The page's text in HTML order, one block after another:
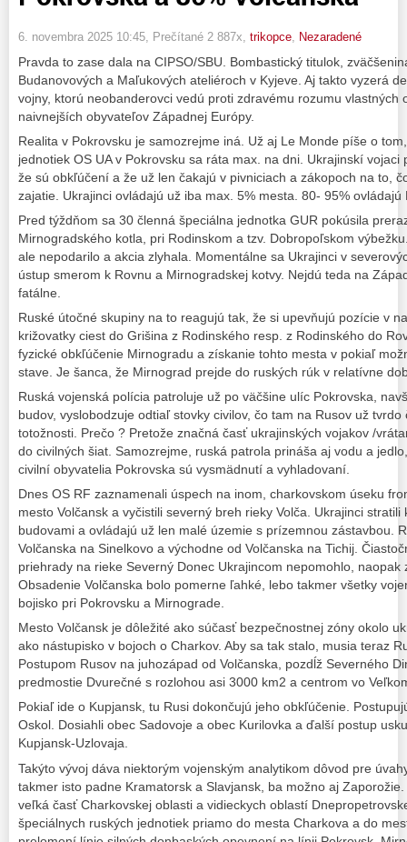
6. novembra 2025 10:45 , Prečítané 2 887x, trikopce Nezaradené
Pravda to zase dala na CIPSO/SBU. Bombastický titulok,
Budanovových a Maľukových ateliéroch v Kyjeve. Aj takto vyzerá
vojny, ktorú neobanderovci vedú proti zdravému rozumu vlastných
naivnejších obyvateľov Západnej Európy.
Realita v Pokrovsku je samozrejme iná. Už aj Le Monde píše o
jednotiek OS UA v Pokrovsku sa ráta max. na dni. Ukrajinskí vojaci
že sú obkľúčení a že už len čakajú v pivniciach a zákopoch na to,
zajatie. Ukrajinci ovládajú už iba max. 5% mesta. 80- 95%
Pred týždňom sa 30 členná špeciálna jednotka GUR pokúsila
Mirnogradského kotla, pri Rodinskom a tzv. Dobropoľskom
ale nepodarilo a akcia zlyhala. Momentálne sa Ukrajinci v
ústup smerom k Rovnu a Mirnogradskej kotvy. Nejdú teda na
fatálne.
Ruské útočné skupiny na to reagujú tak, že si upevňujú pozície v
križovatky ciest do Grišina z Rodinského resp. z Rodinského do
fyzické obkľúčenie Mirnogradu a získanie tohto mesta v pokiaľ
stave. Je šanca, že Mirnograd prejde do ruských rúk v relatívne
Ruská vojenská polícia patroluje už po väčšine ulíc Pokrovska,
budov, vyslobodzuje odtiaľ stovky civilov, čo tam na Rusov už
totožnosti. Prečo ? Pretože značná časť ukrajinských vojakov /
do civilných šiat. Samozrejme, ruská patrola prináša aj vodu a
civilní obyvatelia Pokrovska sú vysmädnutí a vyhladovaní.
Dnes OS RF zaznamenali úspech na inom, charkovskom úseku
mesto Volčansk a vyčistili severný breh rieky Volča. Ukrajinci
budovami a ovládajú už len malé územie s prízemnou zástavbou.
Volčanska na Sinelkovo a východne od Volčanska na Tichij.
priehrady na rieke Severný Donec Ukrajincom nepomohlo, naopak
Obsadenie Volčanska bolo pomerne ľahké, lebo takmer všetky
bojisko pri Pokrovsku a Mirnograde.
Mesto Volčansk je dôležité ako súčasť bezpečnostnej zóny okolo
ako nástupisko v bojoch o Charkov. Aby sa tak stalo, musia teraz
Postupom Rusov na juhozápad od Volčanska, pozdĺž Severného
predmostie Dvurečné s rozlohou asi 3000 km2 a centrom vo
Pokiaľ ide o Kupjansk, tu Rusi dokončujú jeho obkľúčenie.
Oskol. Dosiahli obec Sadovoje a obec Kurilovka a ďalší postup
Kupjansk-Uzlovaja.
Takýto vývoj dáva niektorým vojenským analytikom dôvod pre
takmer isto padne Kramatorsk a Slavjansk, ba možno aj
veľká časť Charkovskej oblasti a vidieckych oblastí
špeciálnych ruských jednotiek priamo do mesta Charkova a do